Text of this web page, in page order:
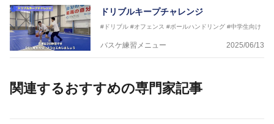
ドリブルキープチャレンジ
#ドリブル #オフェンス #ボールハンドリング #中学生向け
バスケ練習メニュー 2025/06/13
関連するおすすめの専門家記事